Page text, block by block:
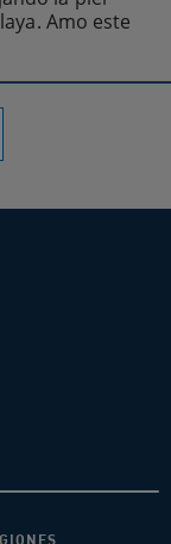
Amo este